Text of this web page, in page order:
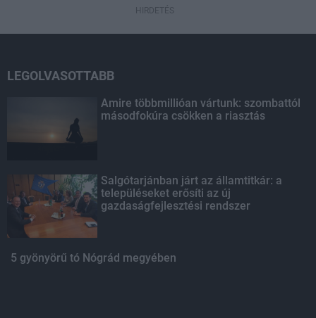
HIRDETÉS
LEGOLVASOTTABB
Amire többmillióan vártunk: szombattól
másodfokúra csökken a riasztás
Salgótarjánban járt az államtitkár: a
településeket erősíti az új
gazdaságfejlesztési rendszer
5 gyönyörű tó Nógrád megyében